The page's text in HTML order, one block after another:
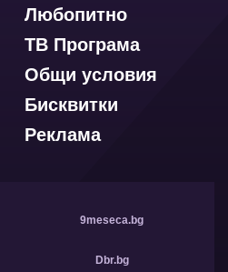
Любопитно
ТВ Програма
Общи условия
Бисквитки
Реклама
9meseca.bg
Dbr.bg